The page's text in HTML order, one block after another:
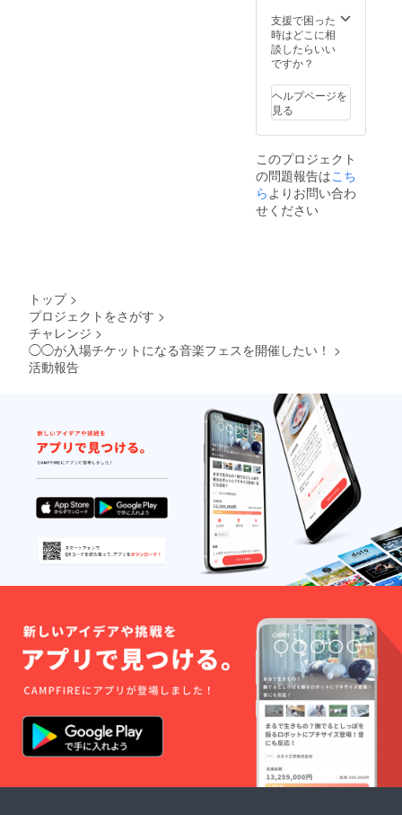
ださ
い。 ※
リター
ンの受
方法は
２つあ
たは
「会場
受け取
り」の
どちら
考欄に
「会場
御記載
くださ
い。
い。記
入がな
い場合
や不適
切と判
断した
につい
ては
CAMPF
IREにて
使用さ
れてい
るハン
このリ
入でき
るのは
学生が
主体の
非営利
団体・
サーク
ルに限
りま
す。
（条件
に満た
さない
団体の
の対応
を取ら
せてい
ただき
ますの
でご了
承くだ
さい）
に参加
される
場合、
ムとな
るTシャ
ツで
す。サ
XS,S,M,
らお選
びいた
だけま
す。 ※
ご支援
の際、
備考欄
それに
通費や
宿泊費
は別途
支援者
様負担
となり
ますの
でご了
承くだ
さい。
※なお、
当日は
先着順
での入
場規定
の入場
者数を
超えそ
うな場
合、入
場規制
をかけ
させて
いただ
くこと
があり
す。 ③
支援者
優待エ
リア入
【ス
後方座
席・全
定】 ス
テージ
の後方
座席で
根もあ
なって
います
ので快
適に
フェス
を楽し
んでい
ただけ
ます。
※フェス
に参加
される
場合、
それに
通費や
宿泊費
は別途
支援者
様負担
となり
ますの
でご了
承くだ
さい。
い。な
お、特
定の人
物を比
お名前
や公序
良俗に
反する
は掲載
をお断
りする
事が御
座いま
断した
ては
CAMPF
IREにて
使用さ
れてい
るハン
ドル
ネーム
を使用
させて
頂きま
すので
ご了承
くださ
ターン
をご購
入でき
るのは
法人格
する方
に限り
ます。
（条件
さない
通費や
宿泊
費、こ
ちらで
ている
分の機
材以外
は別途
様負担
となり
ますの
でご了
承くだ
支援で困った
時はどこに相
談したらいい
ですか？
ヘルプページを
見る
このプロジェクト
の問題報告はこち
らよりお問い合わ
せください
トップ >
プロジェクトをさがす >
チャレンジ >
◯◯が入場チケットになる音楽フェスを開催したい！ >
活動報告